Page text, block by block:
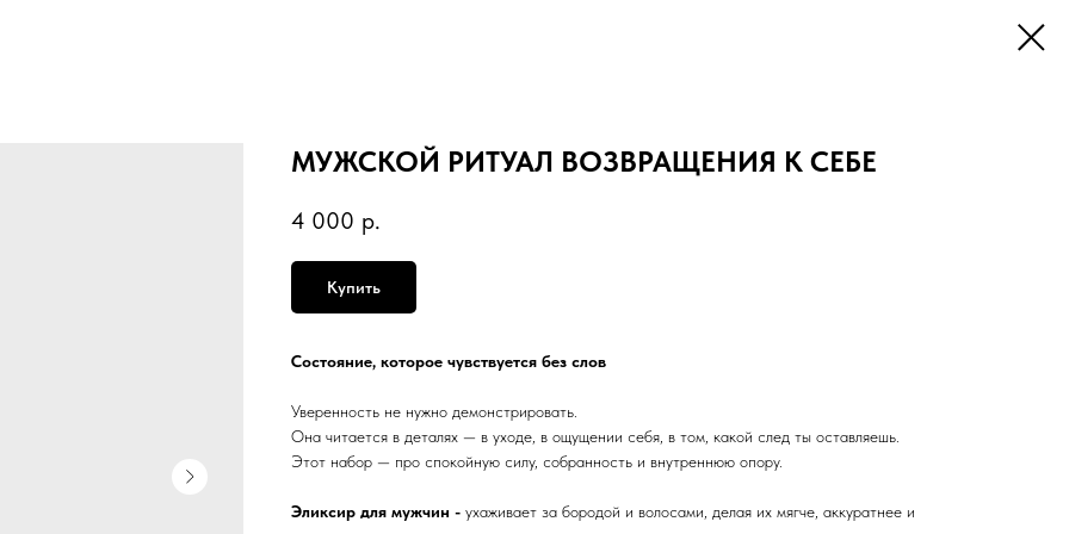
МУЖСКОЙ РИТУАЛ ВОЗВРАЩЕНИЯ К СЕБЕ
4 000 р.
Купить
Состояние, которое чувствуется без слов
Уверенность не нужно демонстрировать.
Она читается в деталях — в уходе, в ощущении себя, в том, какой след ты оставляешь.
Этот набор — про спокойную силу, собранность и внутреннюю опору.
Эликсир для мужчин - ухаживает за бородой и волосами, делая их мягче, аккуратнее и